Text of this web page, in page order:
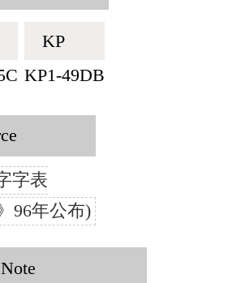
KP🇰🇵
KP1-49DB
字表
96年公布)
Note